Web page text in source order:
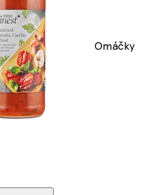
Omáčky